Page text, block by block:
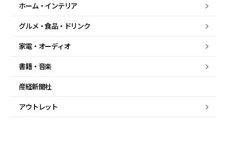
ホーム・ インテリア
グルメ・食品・ ドリンク
家電・ オーディオ
書籍・音楽
産経新聞社
アウトレット